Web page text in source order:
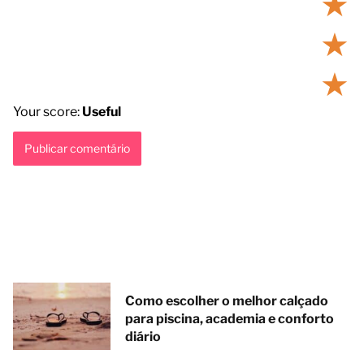
★
★
Your score: Useful
Como escolher o melhor calçado
para piscina, academia e conforto
diário